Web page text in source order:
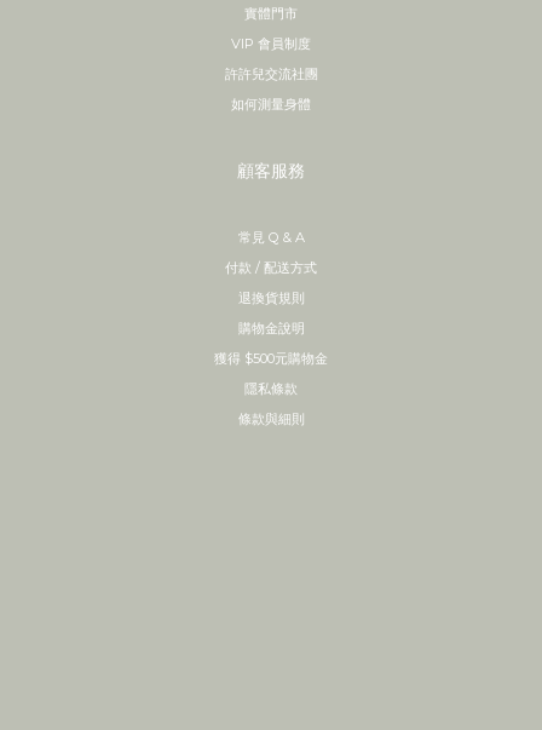
實體門市
VIP 會員制度
許許兒交流社團
如何測量身體
顧客服務
常見 Q & A
付款 / 配送方式
退換貨規則
購物金說明
獲得 $500元購物金
隱私條款
條款與細則